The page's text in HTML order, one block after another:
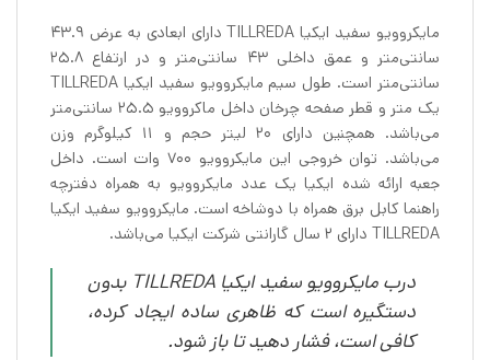
مایکروویو سفید ایکیا TILLREDA دارای ابعادی به عرض ۴۳.۹
سانتی‌متر و عمق داخلی ۴۳ سانتی‌متر و در ارتفاع ۲۵.۸
سانتی‌متر است. طول سیم مایکروویو سفید ایکیا TILLREDA
یک متر و قطر صفحه چرخان داخل ماکروویو ۲۵.۵ سانتی‌متر
می‌باشد. همچنین دارای ۲۰ لیتر حجم و ۱۱ کیلوگرم وزن
می‌باشد. توان خروجی این مایکروویو ۷۰۰ وات است. داخل
جعبه ارائه شده ایکیا یک عدد مایکروویو به همراه دفترچه
راهنما کابل برق همراه با دوشاخه است. مایکروویو سفید ایکیا
TILLREDA دارای ۲ سال گارانتی شرکت ایکیا می‌باشد.
درب مایکروویو سفید ایکیا TILLREDA بدون
دستگیره است که ظاهری ساده ایجاد کرده،
کافی است، فشار دهید تا باز شود.